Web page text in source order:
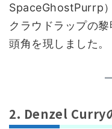
SpaceGhostPurrp
クラウドラップの
頭角を現しました。
2. Denzel Curry